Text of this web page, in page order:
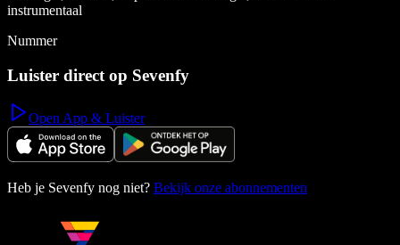
instrumentaal
Nummer
Luister direct op Sevenfy
Open App & Luister
Heb je Sevenfy nog niet? Bekijk onze abonnementen